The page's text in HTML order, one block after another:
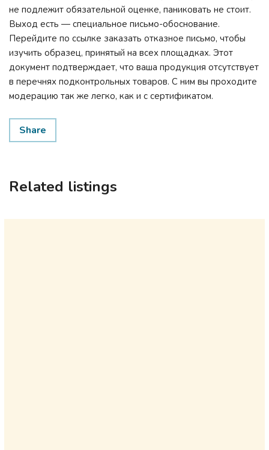
не подлежит обязательной оценке, паниковать не стоит.
Выход есть — специальное письмо-обоснование.
Перейдите по ссылке заказать отказное письмо, чтобы
изучить образец, принятый на всех площадках. Этот
документ подтверждает, что ваша продукция отсутствует
в перечнях подконтрольных товаров. С ним вы проходите
модерацию так же легко, как и с сертификатом.
Share
Related listings